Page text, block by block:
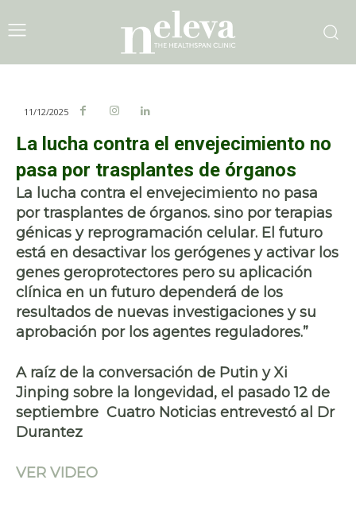
11/12/2025
La lucha contra el envejecimiento no
pasa por trasplantes de órganos
La lucha contra el envejecimiento no pasa
por trasplantes de órganos. sino por terapias
génicas y reprogramación celular. El futuro
está en desactivar los gerógenes y activar los
genes geroprotectores pero su aplicación
clínica en un futuro dependerá de los
resultados de nuevas investigaciones y su
aprobación por los agentes reguladores.”
A raíz de la conversación de Putin y Xi
Jinping sobre la longevidad, el pasado 12 de
septiembre Cuatro Noticias entrevestó al Dr
Durantez
VER VIDEO